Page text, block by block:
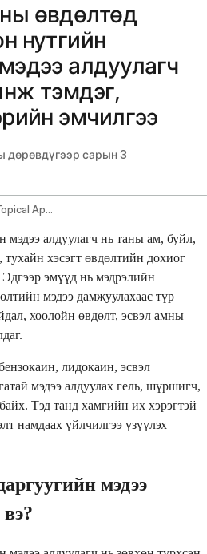
өвдөлтөд
нутгийн
алдуулагч
тэмдэг,
эмчилгээ
дөрөвдүгээр сарын 3
Anesthetic Local Topical Application Dental Buccal Mucosa Route Gargle
мэдээ алдуулагч нь таны ам, буйл,
хэсэгт өвдөлтийн дохиог
эмүүд нь мэдрэлийн
мэдээ дамжуулахаас түр
хоолойн өвдөлт, эсвэл амны
лидокаин, эсвэл
мэдээ алдуулах гель, шүршигч,
Тэд танд хамгийн их хэрэгтэй
намдаах үйлчилгээ үзүүлэх
мэдээ